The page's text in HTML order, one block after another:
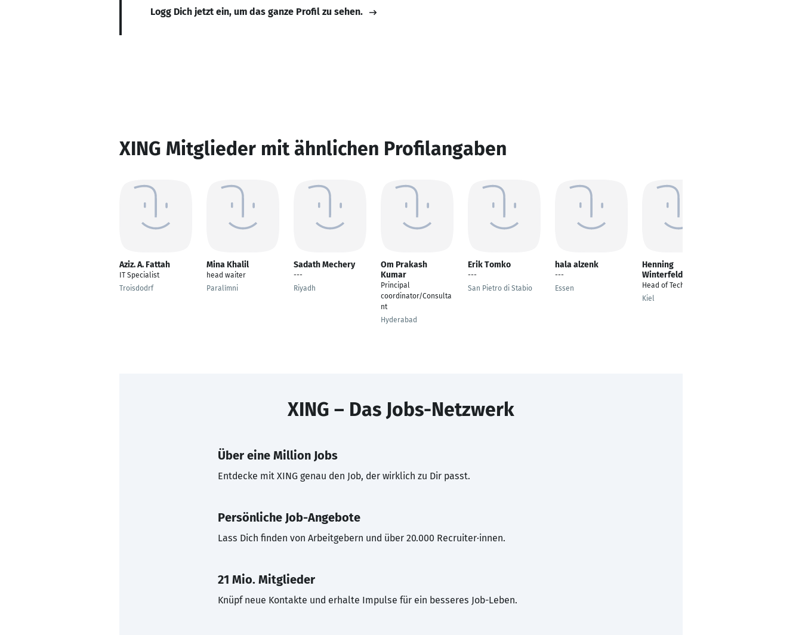
Logg Dich jetzt ein, um das ganze Profil zu sehen.
XING Mitglieder mit ähnlichen Profilangaben
Aziz. A. Fattah
IT Specialist
Troisdodrf
Mina Khalil
head waiter
Paralímni
Sadath Mechery
---
Riyadh
Om Prakash
Kumar
Principal
coordinator/Consulta
nt
Hyderabad
Erik Tomko
---
San Pietro di Stabio
hala alzenk
---
Essen
Henning
Winterfeld
Head of Technology
Kiel
XING – Das Jobs-Netzwerk
Über eine Million Jobs
Entdecke mit XING genau den Job, der wirklich zu Dir passt.
Persönliche Job-Angebote
Lass Dich finden von Arbeitgebern und über 20.000 Recruiter·innen.
21 Mio. Mitglieder
Knüpf neue Kontakte und erhalte Impulse für ein besseres Job-Leben.